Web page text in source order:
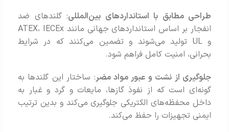
طراحی مطابق با استانداردهای بین‌المللی: گلندهای ضد
انفجار بر اساس استانداردهای جهانی مانند ATEX، IECEx
و UL تولید می‌شوند و تضمین می‌کنند که در شرایط
بحرانی، امنیت کامل فراهم شود.
جلوگیری از نشت و عبور مواد مضر: ساختار این گلندها به
گونه‌ای است که از نفوذ گازها، مایعات و گرد و غبار به
داخل محفظه‌های الکتریکی جلوگیری می‌کند و بدین ترتیب
ایمنی تجهیزات را حفظ می‌کند.